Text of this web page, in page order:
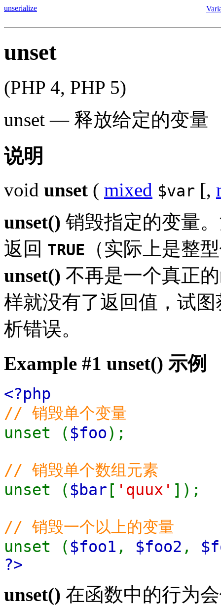
unserialize
unset
(PHP 4, PHP 5)
unset — 释放给定的变量
说明
void unset ( mixed $var [,
unset() 销毁指定的变量
返回 TRUE
（实际上是整
unset() 不再是一个真正
样就没有了返回值，试
析错误。
Example #1 unset() 示例
<?php
// 销毁单个变量
unset ( $foo);
// 销毁单个数组元素
unset ( $bar [ 'quux' ]);
// 销毁一个以上的变量
unset ( $foo1 , $foo2 ,
?>
unset() 在函数中的行为